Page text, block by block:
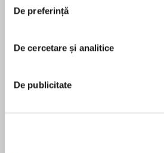
De preferință
De cercetare și analitice
De publicitate
‘Lewis Goodall is one of the
‘Hugely illuminating,
moving in its seriousness and
Andrew Adonis
În acest moment nu
Lewis Goodall